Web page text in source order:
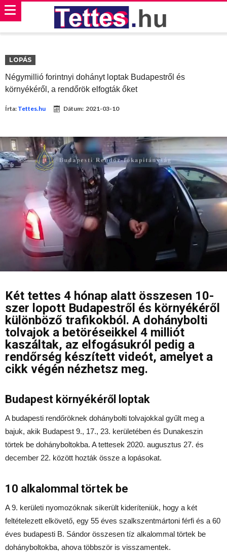
LOPÁS
Négymillió forintnyi dohányt loptak Budapestről és
környékéről, a rendőrök elfogták őket
Írta: Tettes.hu Dátum: 2021-03-10
Két tettes 4 hónap alatt összesen 10-
szer lopott Budapestről és környékéről
különböző trafikokból. A dohánybolti
tolvajok a betöréseikkel 4 milliót
kaszáltak, az elfogásukról pedig a
rendőrség készített videót, amelyet a
cikk végén nézhetsz meg.
Budapest környékéről loptak
A budapesti rendőröknek dohánybolti tolvajokkal gyűlt meg a
bajuk, akik Budapest 9., 17., 23. kerületében és Dunakeszin
törtek be dohányboltokba. A tettesek 2020. augusztus 27. és
december 22. között hozták össze a lopásokat.
10 alkalommal törtek be
A 9. kerületi nyomozóknak sikerült kideríteniük, hogy a két
feltételezett elkövető, egy 55 éves szalkszentmártoni férfi és a 60
éves budapesti B. Sándor összesen tíz alkalommal törtek be
dohányboltokba, ahova többször is visszamentek.